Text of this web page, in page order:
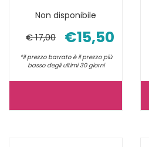
Non disponibile
€ 17,00 €15,50
*il prezzo barrato è il prezzo più
basso degli ultimi 30 giorni